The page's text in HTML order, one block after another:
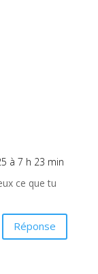
à 7 h 23 min
ce que tu
Réponse